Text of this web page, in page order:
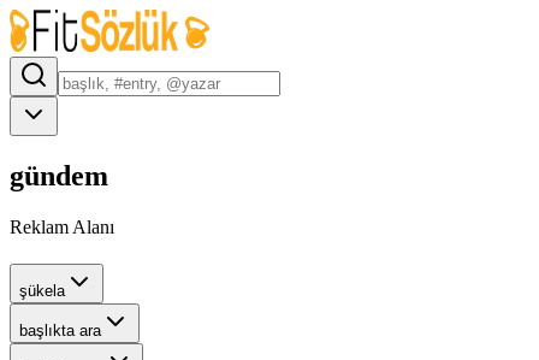
gündem
Reklam Alanı
şükela
başlıkta ara